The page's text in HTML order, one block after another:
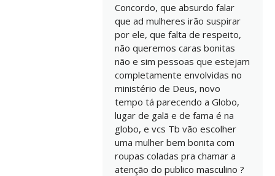
Concordo, que absurdo falar
que ad mulheres irão suspirar
por ele, que falta de respeito,
não queremos caras bonitas
não e sim pessoas que estejam
completamente envolvidas no
ministério de Deus, novo
tempo tá parecendo a Globo,
lugar de galã e de fama é na
globo, e vcs Tb vão escolher
uma mulher bem bonita com
roupas coladas pra chamar a
atenção do publico masculino ?